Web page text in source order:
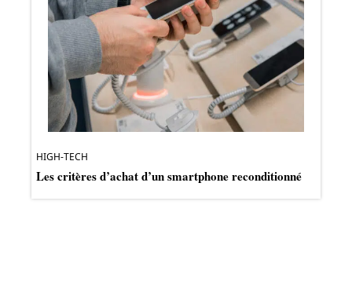
HIGH-TECH
Les critères d’achat d’un smartphone reconditionné